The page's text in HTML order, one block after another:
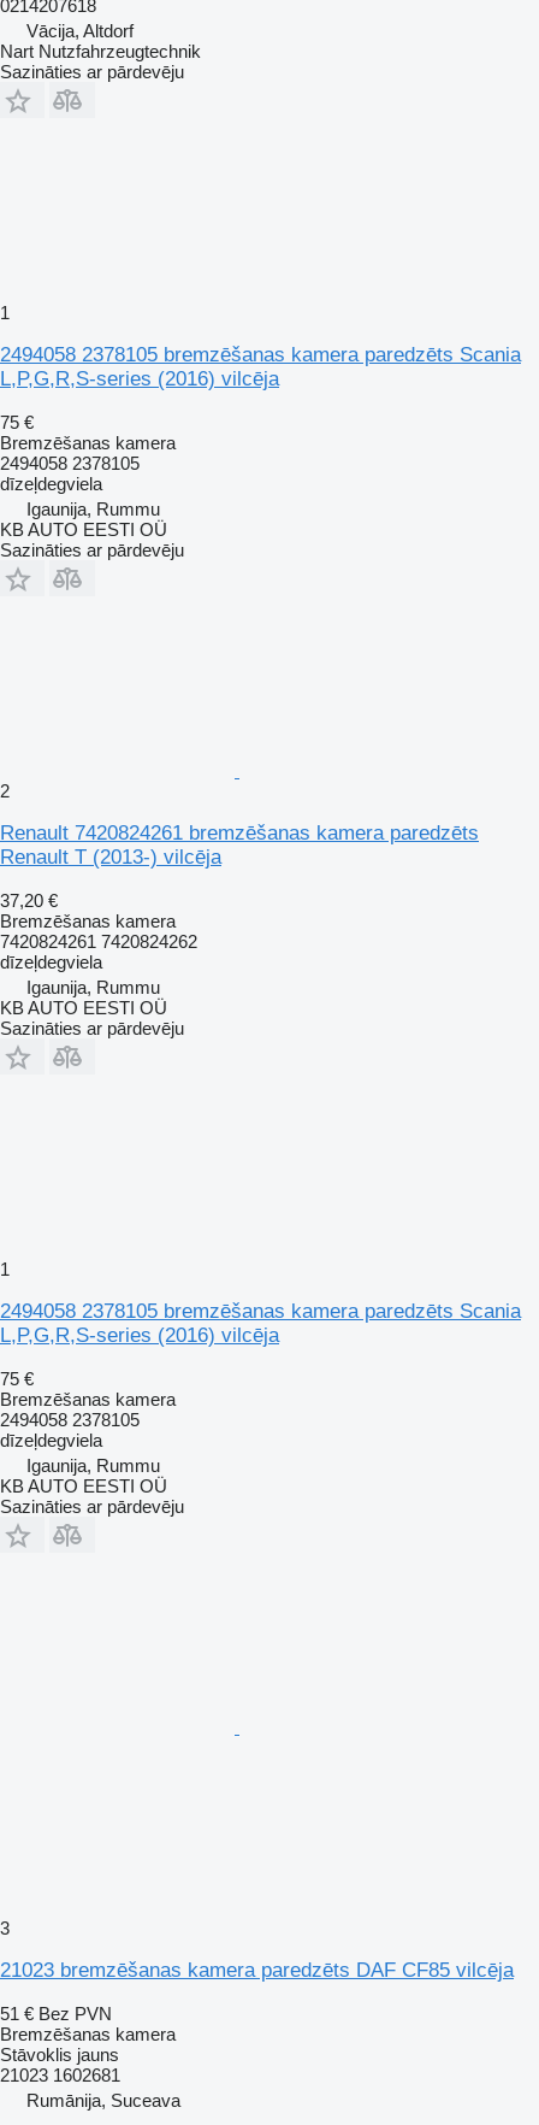
0214207618
Vācija, Altdorf
Nart Nutzfahrzeugtechnik
Sazināties ar pārdevēju
1
2494058 2378105 bremzēšanas kamera paredzēts Scania
L,P,G,R,S-series (2016) vilcēja
75 €
Bremzēšanas kamera
2494058 2378105
dīzeļdegviela
Igaunija, Rummu
KB AUTO EESTI OÜ
Sazināties ar pārdevēju
2
Renault 7420824261 bremzēšanas kamera paredzēts
Renault T (2013-) vilcēja
37,20 €
Bremzēšanas kamera
7420824261 7420824262
dīzeļdegviela
Igaunija, Rummu
KB AUTO EESTI OÜ
Sazināties ar pārdevēju
1
2494058 2378105 bremzēšanas kamera paredzēts Scania
L,P,G,R,S-series (2016) vilcēja
75 €
Bremzēšanas kamera
2494058 2378105
dīzeļdegviela
Igaunija, Rummu
KB AUTO EESTI OÜ
Sazināties ar pārdevēju
3
21023 bremzēšanas kamera paredzēts DAF CF85 vilcēja
51 € Bez PVN
Bremzēšanas kamera
Stāvoklis jauns
21023 1602681
Rumānija, Suceava